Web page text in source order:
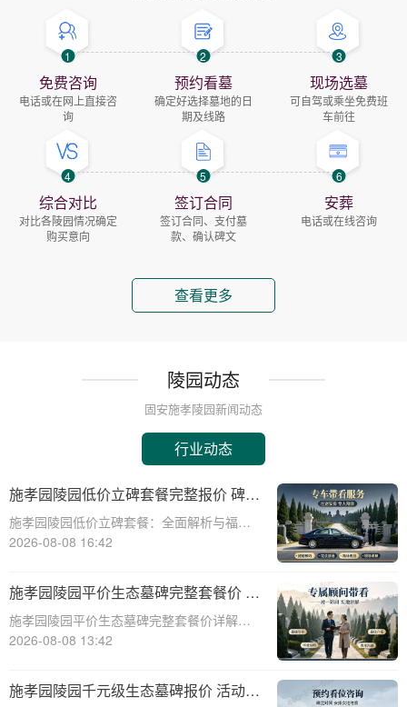
1
免费咨询
电话或在网上直接咨
询
2
预约看墓
确定好选择墓地的日
期及线路
3
现场选墓
可自驾或乘坐免费班
车前往
4
综合对比
对比各陵园情况确定
购买意向
5
签订合同
签订合同、支付墓
款、确认碑文
6
安葬
电话或在线咨询
查看更多
陵园动态
固安施孝陵园新闻动态
行业动态
施孝园陵园低价立碑套餐完整报价 碑体
耗材全部包含在内详解与福利活动介绍
施孝园陵园低价立碑套餐：全面解析与福利
活动介绍☎ 施孝园陵园电话:400-838-5063
题。施孝园陵园，作为一家致力于提供高质
量、个性化殡葬服务的陵园，始终秉持
2026-08-08 16:42
施孝园陵园平价生态墓碑完整套餐价 刻
字绿化全部包含在内详解与选购指南
施孝园陵园平价生态墓碑完整套餐价详解与
选购指南☎ 施孝园陵园电话:400-838-5063
注重环保和个性化。施孝园陵园提供的平价
生态墓碑完整套餐，正是顺应这一趋
2026-08-08 13:42
施孝园陵园千元级生态墓碑报价 活动期